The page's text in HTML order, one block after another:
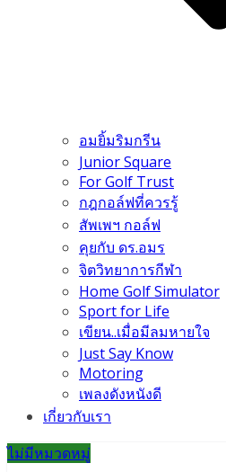
อมยิ้มริมกรีน
Junior Square
For Golf Trust
กฎกอล์ฟที่ควรรู้
สัพเพฯ กอล์ฟ
คุยกับ ดร.อมร
จิตวิทยาการกีฬา
Home Golf Simulator
Sport for Life
เขียน..เมื่อมีลมหายใจ
Just Say Know
Motoring
เพลงดังหนังดี
เกี่ยวกับเรา
ไม่มีหมวดหมู่